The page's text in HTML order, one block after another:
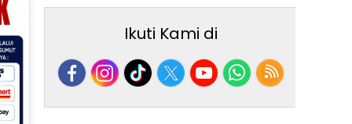
Ikuti Kami di